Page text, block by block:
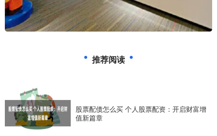
推荐阅读
股票配债怎么买 个人股票配资：开启财富增
值新篇章